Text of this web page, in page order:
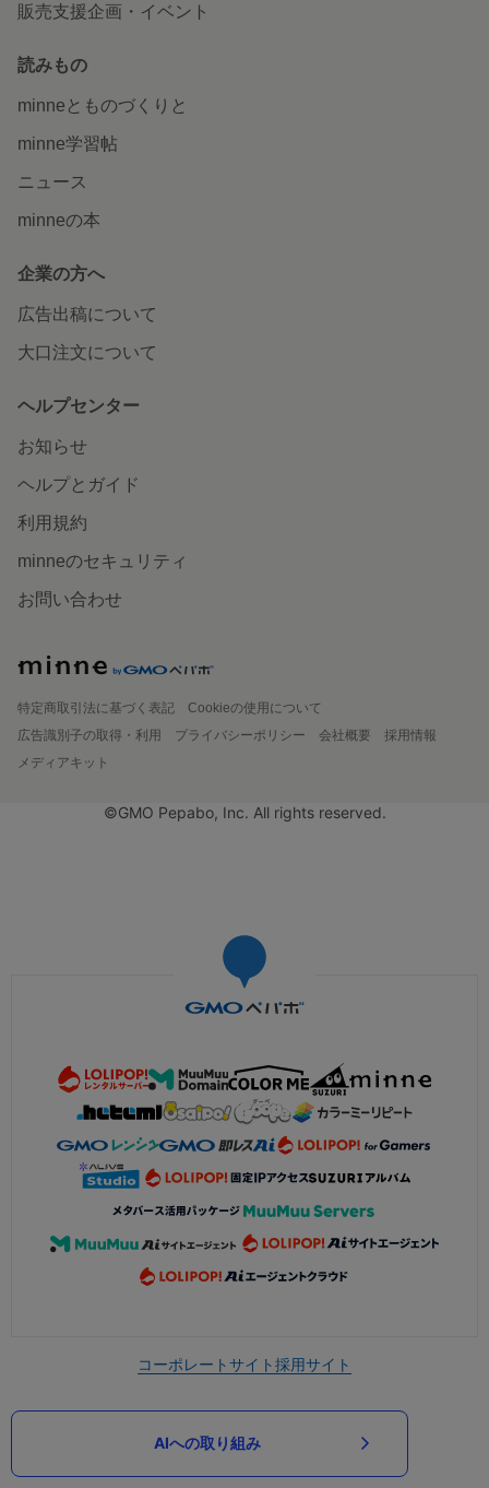
販売支援企画・イベント
読みもの
minneとものづくりと
minne学習帖
ニュース
minneの本
企業の方へ
広告出稿について
大口注文について
ヘルプセンター
お知らせ
ヘルプとガイド
利用規約
minneのセキュリティ
お問い合わせ
特定商取引法に基づく表記
Cookieの使用について
広告識別子の取得・利用
プライバシーポリシー 会社概要
採用情報
メディアキット
©GMO Pepabo, Inc. All rights reserved.
コーポレートサイト採用サイト
AIへの取り組み